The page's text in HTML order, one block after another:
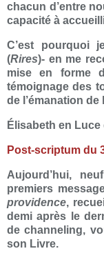
chacun d’entre
capacité à
C’est pourquoi
(Rires)- en me
mise en forme
témoignage des
de l’émanation de
Élisabeth en
Post-scriptum du
Aujourd’hui,
premiers
providence,
demi après le
de channeling,
son Livre.